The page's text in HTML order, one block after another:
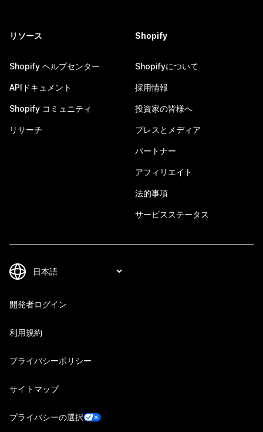
リソース
Shopify ヘルプセンター
APIドキュメント
Shopify コミュニティ
リサーチ
Shopify
Shopifyについて
採用情報
投資家の皆様へ
プレスとメディア
パートナー
アフィリエイト
法的事項
サービスステータス
開発者ログイン
利用規約
プライバシーポリシー
サイトマップ
プライバシーの選択